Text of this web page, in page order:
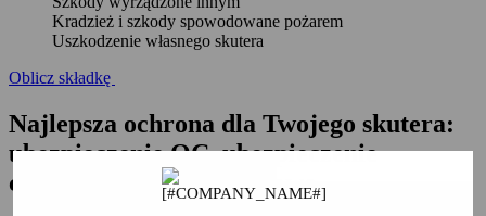
Kradzież i szkody spowodowane pożarem
Uszkodzenie własnego skutera
Oblicz składkę
Najlepsza ochrona dla Twojego skutera:
ubezpieczenie OC, ubezpieczenie
częściowe lub kompleksowe